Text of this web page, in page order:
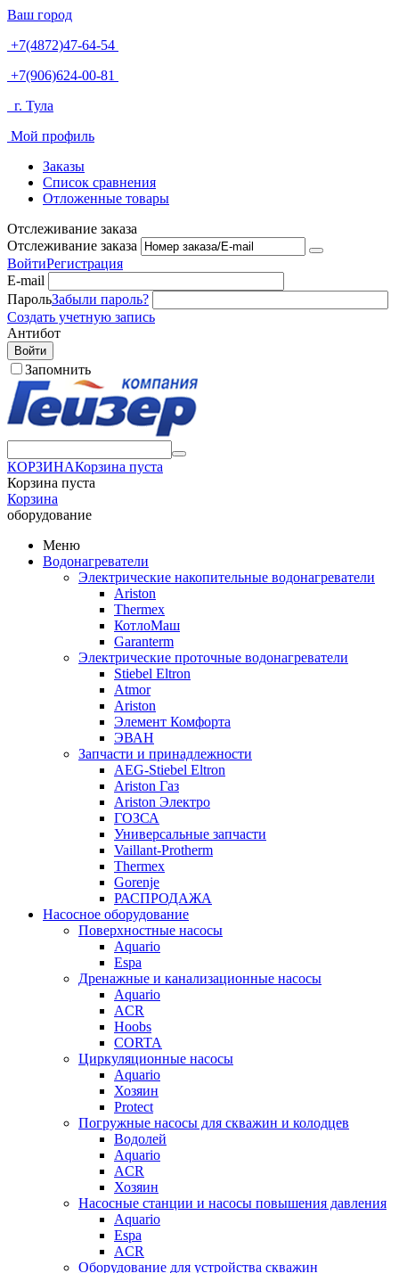
Ваш город
+7(4872)47-64-54
+7(906)624-00-81
г. Тула
Мой профиль
Заказы
Список сравнения
Отложенные товары
Отслеживание заказа
Отслеживание заказа
ВойтиРегистрация
E-mail
ПарольЗабыли пароль?
Создать учетную запись
Антибот
Войти
Запомнить
КОРЗИНАКорзина пуста
Корзина пуста
Корзина
оборудование
Меню
Водонагреватели
Электрические накопительные водонагреватели
Ariston
Thermex
КотлоМаш
Garanterm
Электрические проточные водонагреватели
Stiebel Eltron
Atmor
Ariston
Элемент Комфорта
ЭВАН
Запчасти и принадлежности
AEG-Stiebel Eltron
Ariston Газ
Ariston Электро
ГОЗСА
Универсальные запчасти
Vaillant-Protherm
Thermex
Gorenje
РАСПРОДАЖА
Насосное оборудование
Поверхностные насосы
Aquario
Espa
Дренажные и канализационные насосы
Aquario
ACR
Hoobs
CORTA
Циркуляционные насосы
Aquario
Хозяин
Protect
Погружные насосы для скважин и колодцев
Водолей
Aquario
ACR
Хозяин
Насосные станции и насосы повышения давления
Aquario
Espa
ACR
Оборудование для устройства скважин